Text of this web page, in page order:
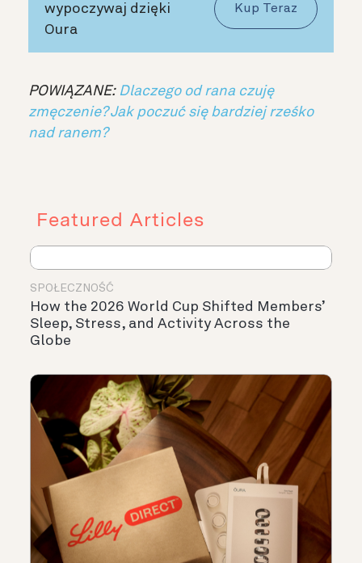
wypoczywaj dzięki
Oura
Kup Teraz
POWIĄZANE: Dlaczego od rana czuję
zmęczenie? Jak poczuć się bardziej rześko
nad ranem?
Featured Articles
SPOŁECZNOŚĆ
How the 2026 World Cup Shifted Members’
Sleep, Stress, and Activity Across the
Globe